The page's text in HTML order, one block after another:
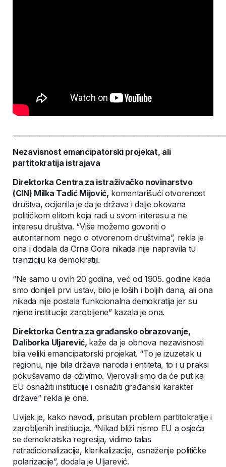
Nezavisnost emancipatorski projekat, ali
partitokratija istrajava
Direktorka Centra za istraživačko novinarstvo
(CIN) Milka Tadić Mijović, komentarišući otvorenost
društva, ocijenila je da je država i dalje okovana
političkom elitom koja radi u svom interesu a ne
interesu društva. “Više možemo govoriti o
autoritarnom nego o otvorenom društvima”, rekla je
ona i dodala da Crna Gora nikada nije napravila tu
tranziciju ka demokratiji.
“Ne samo u ovih 20 godina, već od 1905. godine kada
smo donijeli prvi ustav, bilo je loših i boljih dana, ali ona
nikada nije postala funkcionalna demokratija jer su
njene institucije zarobljene” kazala je ona.
Direktorka Centra za građansko obrazovanje,
Daliborka Uljarević, kaže da je obnova nezavisnosti
bila veliki emancipatorski projekat. “To je izuzetak u
regionu, nije bila država naroda i entiteta, to i u praksi
pokušavamo da oživimo. Vjerovali smo da će put ka
EU osnažiti institucije i osnažiti građanski karakter
države” rekla je ona.
Uvijek je, kako navodi, prisutan problem partitokratije i
zarobljenih institiucija. “Nikad bliži nismo EU a osjeća
se demokratska regresija, vidimo talas
retradicionalizacije, klerikalizacije, osnaženje političke
polarizacije”, dodala je Uljarević.